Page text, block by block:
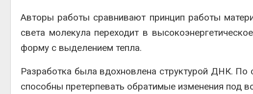
Авторы работы сравнивают принцип работы
света молекула переходит в
форму с выделением тепла.
Разработка была вдохновлена структурой ДНК.
способны претерпевать обратимые изменения под